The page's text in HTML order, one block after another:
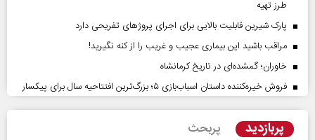
طرز تهیه
پارک شیرین قابلیت‌ بالایی برای اجرای پروژهای تفریحی دارد
مراقب باشید این بیماری عجیب و غریب را از کنه نگیرید!
خاوران؛ گمشده‌ای در تاریخ کرمانشاه
فروش خیره‌کننده داستان اسباب‌بازی ۵؛ بزرگ‌ترین افتتاحیه سال برای پیکسار
پربازدید پربحث